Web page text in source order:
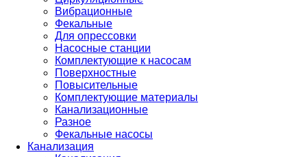
Вибрационные
Фекальные
Для опрессовки
Насосные станции
Комплектующие к насосам
Поверхностные
Повысительные
Комплектующие материалы
Канализационные
Разное
Фекальные насосы
Канализация